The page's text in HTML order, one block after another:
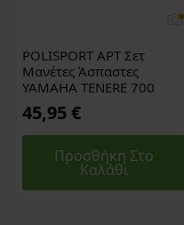
POLISPORT APT Σετ
Μανέτες Άσπαστες
YAMAHA TENERE 700
45,95 €
Προσθήκη Στο
Καλάθι